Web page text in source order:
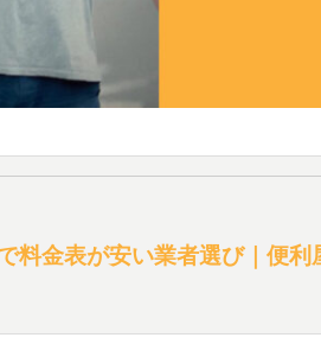
料金表が安い業者選び｜便利